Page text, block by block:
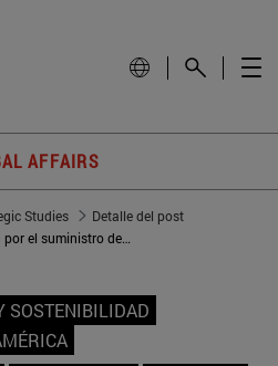
AFFAIRS
Studies
Detalle del post
Pulso entre EE.UU. y Venezuela por el suministro de energía al Caribe
SOSTENIBILIDAD